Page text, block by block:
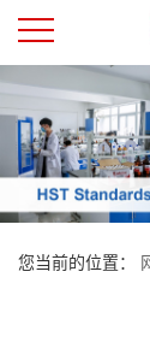
公
司
首
页
您当前的位置：